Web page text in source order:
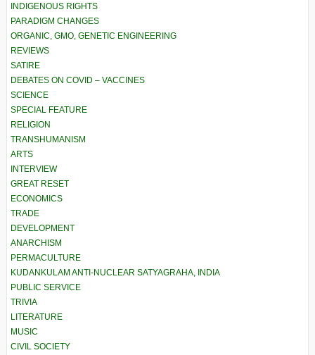
INDIGENOUS RIGHTS
PARADIGM CHANGES
ORGANIC, GMO, GENETIC ENGINEERING
REVIEWS
SATIRE
DEBATES ON COVID – VACCINES
SCIENCE
SPECIAL FEATURE
RELIGION
TRANSHUMANISM
ARTS
INTERVIEW
GREAT RESET
ECONOMICS
TRADE
DEVELOPMENT
ANARCHISM
PERMACULTURE
KUDANKULAM ANTI-NUCLEAR SATYAGRAHA, INDIA
PUBLIC SERVICE
TRIVIA
LITERATURE
MUSIC
CIVIL SOCIETY